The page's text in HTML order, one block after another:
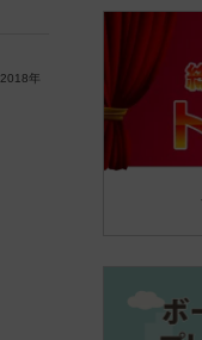
2018年